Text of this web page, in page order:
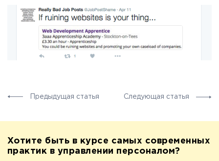
Предыдущая статья Следующая статья
Хотите быть в курсе самых современных
практик в управлении персоналом?